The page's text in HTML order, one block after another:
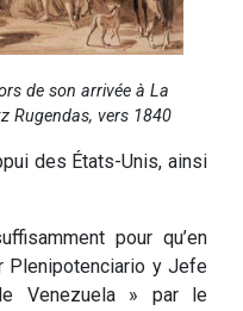
de son arrivée à La
Rugendas, vers 1840
des États-Unis, ainsi
pour qu’en
Plenipotenciario y Jefe
Venezuela » par le